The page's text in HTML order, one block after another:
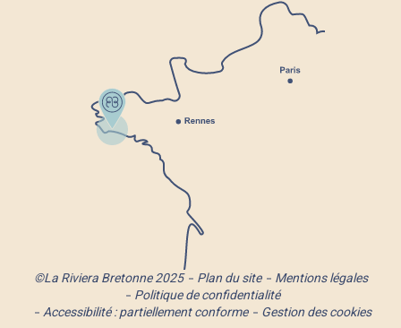
©La Riviera Bretonne 2025 Plan du site
Mentions légales
Politique de confidentialité
Accessibilité : partiellement conforme
Gestion des cookies